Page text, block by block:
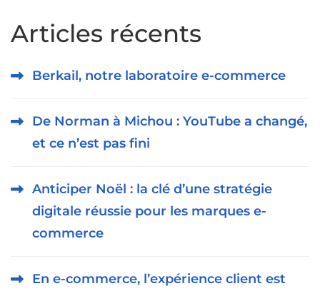
Articles récents
Berkail, notre laboratoire e-commerce
De Norman à Michou : YouTube a changé,
et ce n’est pas fini
Anticiper Noël : la clé d’une stratégie
digitale réussie pour les marques e-
commerce
En e-commerce, l’expérience client est